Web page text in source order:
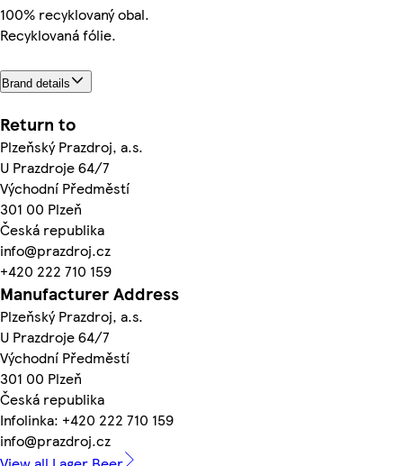
100% recyklovaný obal.
Recyklovaná fólie.
Brand details
Return to
Plzeňský Prazdroj, a.s.
U Prazdroje 64/7
Východní Předměstí
301 00 Plzeň
Česká republika
info@prazdroj.cz
+420 222 710 159
Manufacturer Address
Plzeňský Prazdroj, a.s.
U Prazdroje 64/7
Východní Předměstí
301 00 Plzeň
Česká republika
Infolinka: +420 222 710 159
info@prazdroj.cz